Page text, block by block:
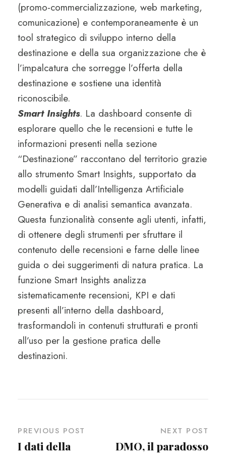
(promo-commercializzazione, web marketing,
comunicazione) e contemporaneamente è un
tool strategico di sviluppo interno della
destinazione e della sua organizzazione che è
l’impalcatura che sorregge l’offerta della
destinazione e sostiene una identità
riconoscibile.
Smart Insights. La dashboard consente di
esplorare quello che le recensioni e tutte le
informazioni presenti nella sezione
“Destinazione” raccontano del territorio grazie
allo strumento Smart Insights, supportato da
modelli guidati dall’Intelligenza Artificiale
Generativa e di analisi semantica avanzata.
Questa funzionalità consente agli utenti, infatti,
di ottenere degli strumenti per sfruttare il
contenuto delle recensioni e farne delle linee
guida o dei suggerimenti di natura pratica. La
funzione Smart Insights analizza
sistematicamente recensioni, KPI e dati
presenti all’interno della dashboard,
trasformandoli in contenuti strutturati e pronti
all’uso per la gestione pratica delle
destinazioni.
PREVIOUS POST
I dati della
NEXT POST
DMO, il paradosso